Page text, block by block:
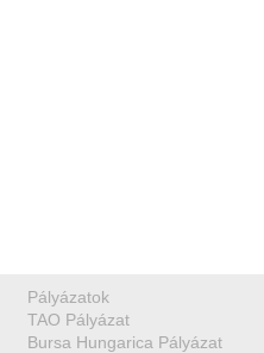
Pályázatok
TAO Pályázat
Bursa Hungarica Pályázat